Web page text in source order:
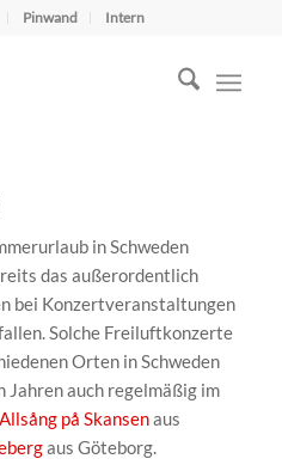
Pinwand Intern
in Schweden
das außerordentlich
bei Konzertveranstaltungen
Solche Freiluftkonzerte
Orten in Schweden
auch regelmäßig im
Allsång på Skansenaus
aus Göteborg.